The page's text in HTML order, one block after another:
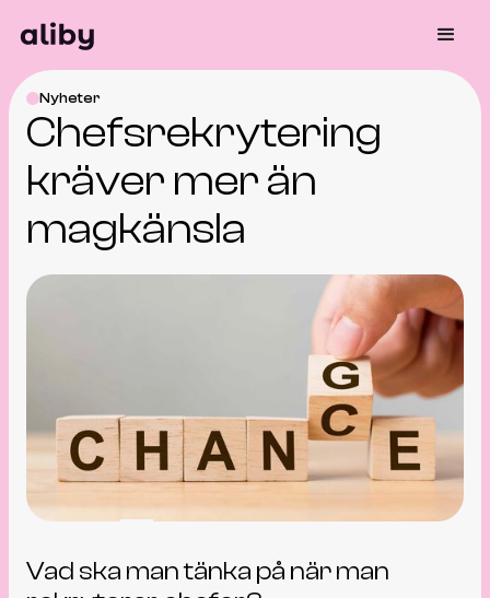
Nyheter
Chefsrekrytering
kräver mer än
magkänsla
Vad ska man tänka på när man